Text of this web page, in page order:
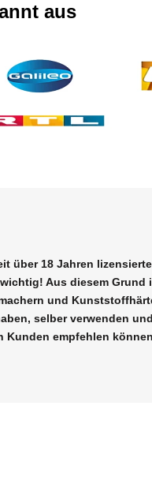
aus
über 18 Jahren
Aus diesem Grund
und
selber verwenden
Kunden empfehlen